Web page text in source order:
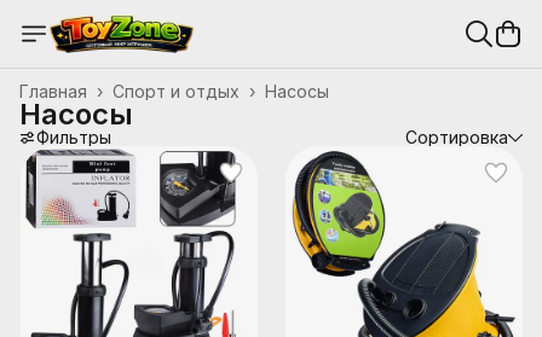
Насосы
Спорт и отдых ›
Главная ›
Насосы
Фильтры Сортировка